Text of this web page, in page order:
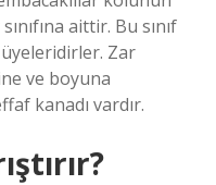
aittir. Bu sınıf
üyeleridirler. Zar
ve boyuna
kanadı vardır.